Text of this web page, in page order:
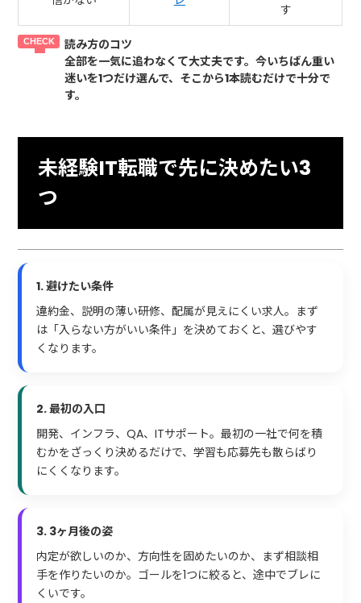
す
読み方のコツ
全部を一気に追わなくて大丈夫です。今いちばん重い
迷いを1つだけ選んで、そこから1本読むだけで十分で
す。
未経験IT転職で先に決めたい3
つ
1. 避けたい条件
違約金、説明の薄い研修、配属が見えにくい求人。まず
は「入らない方がいい条件」を決めておくと、選びやす
くなります。
2. 最初の入口
開発、インフラ、QA、ITサポート。最初の一社で何を積
むかをざっくり決めるだけで、学習も応募先も散らばり
にくくなります。
3. 3ヶ月後の姿
内定が欲しいのか、方向性を固めたいのか、まず相談相
手を作りたいのか。ゴールを1つに絞ると、途中でブレに
くいです。